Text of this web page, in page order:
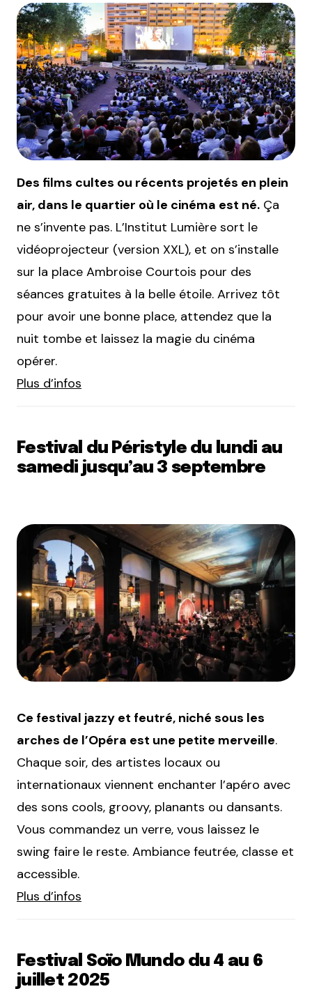
Des films cultes ou récents projetés en plein
air, dans le quartier où le cinéma est né. Ça
ne s’invente pas. L’Institut Lumière sort le
vidéoprojecteur (version XXL), et on s’installe
sur la place Ambroise Courtois pour des
séances gratuites à la belle étoile. Arrivez tôt
pour avoir une bonne place, attendez que la
nuit tombe et laissez la magie du cinéma
opérer.
Plus d’infos
Festival du Péristyle du lundi au
samedi jusqu’au 3 septembre
Ce festival jazzy et feutré, niché sous les
arches de l’Opéra est une petite merveille.
Chaque soir, des artistes locaux ou
internationaux viennent enchanter l’apéro avec
des sons cools, groovy, planants ou dansants.
Vous commandez un verre, vous laissez le
swing faire le reste. Ambiance feutrée, classe et
accessible.
Plus d’infos
Festival Soïo Mundo du 4 au 6
juillet 2025